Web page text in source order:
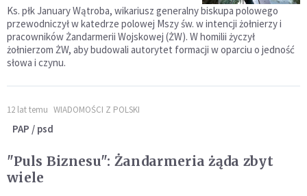
Ks. płk January Wątroba, wikariusz generalny biskupa polowego
przewodniczył w katedrze polowej Mszy św. w intencji żołnierzy i
pracowników Żandarmerii Wojskowej (ŻW). W homilii życzył
żołnierzom ŻW, aby budowali autorytet formacji w oparciu o jedność
słowa i czynu.
12 lat temu WIADOMOŚCI Z POLSKI
PAP / psd
"Puls Biznesu": Żandarmeria żąda zbyt
wiele